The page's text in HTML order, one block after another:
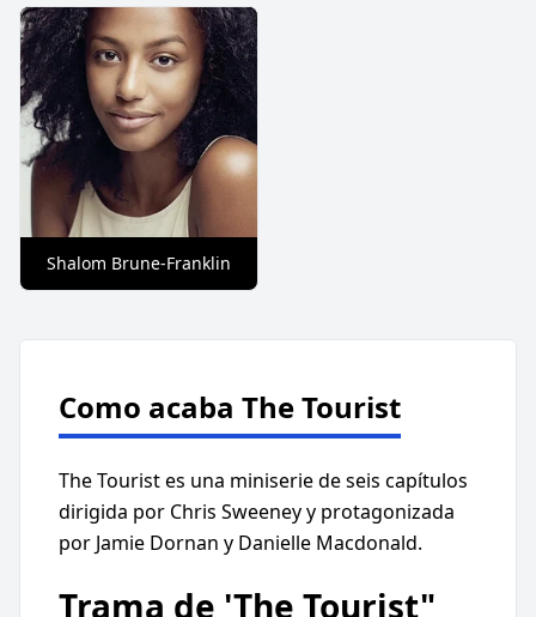
Shalom Brune-Franklin
Como acaba The Tourist
The Tourist es una miniserie de seis capítulos
dirigida por Chris Sweeney y protagonizada
por Jamie Dornan y Danielle Macdonald.
Trama de 'The Tourist"